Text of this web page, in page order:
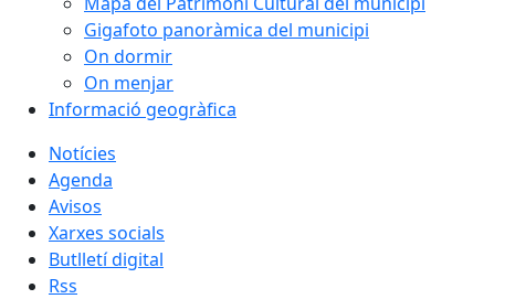
Gigafoto panoràmica del municipi
On dormir
On menjar
Informació geogràfica
Notícies
Agenda
Avisos
Xarxes socials
Butlletí digital
Rss